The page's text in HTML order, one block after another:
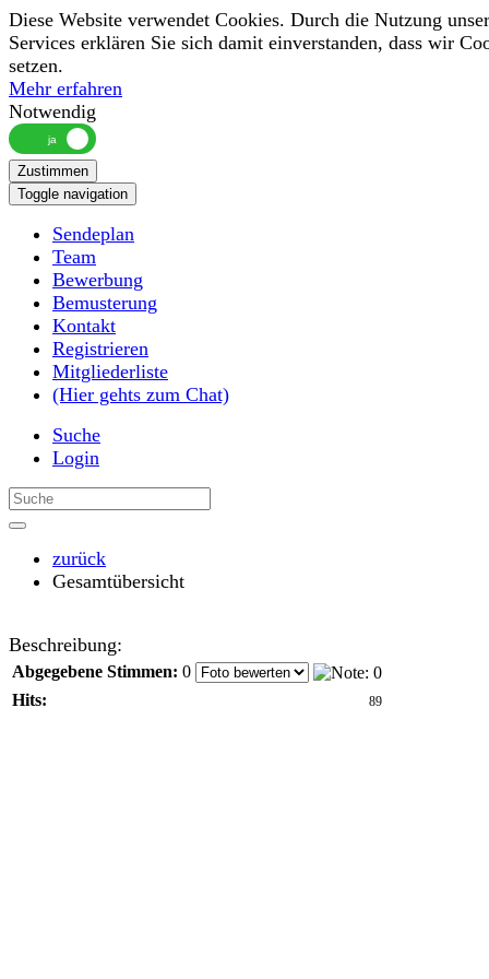
Diese Website verwendet Cookies. Durch die Nutzung
Services erklären Sie sich damit einverstanden, dass wir
setzen.
Mehr erfahren
Notwendig
Zustimmen
Toggle navigation
Sendeplan
Team
Bewerbung
Bemusterung
Kontakt
Registrieren
Mitgliederliste
(Hier gehts zum Chat)
Suche
Login
zurück
Gesamtübersicht
Beschreibung:
Abgegebene Stimmen: 0
Hits:
89